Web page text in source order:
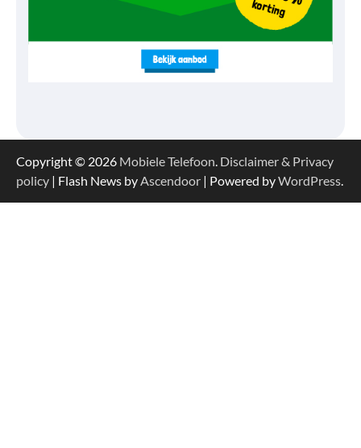
Copyright © 2026 Mobiele Telefoon. Disclaimer & Privacy
policy | Flash News byAscendoor | Powered byWordPress.